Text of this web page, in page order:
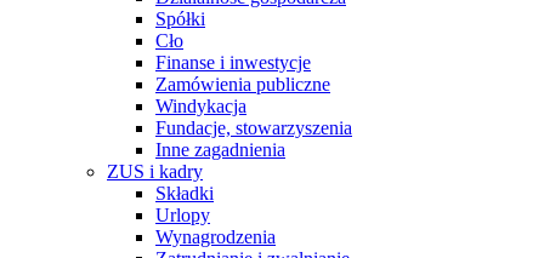
Spółki
Cło
Finanse i inwestycje
Zamówienia publiczne
Windykacja
Fundacje, stowarzyszenia
Inne zagadnienia
ZUS i kadry
Składki
Urlopy
Wynagrodzenia